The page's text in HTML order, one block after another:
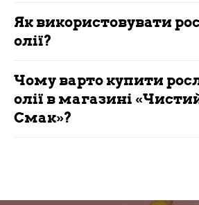
Як використовувати
олії?
Чому варто купити
олії в магазині
Смак»?